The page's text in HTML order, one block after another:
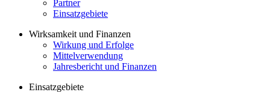
Partner
Einsatzgebiete
Wirksamkeit und Finanzen
Wirkung und Erfolge
Mittelverwendung
Jahresbericht und Finanzen
Einsatzgebiete